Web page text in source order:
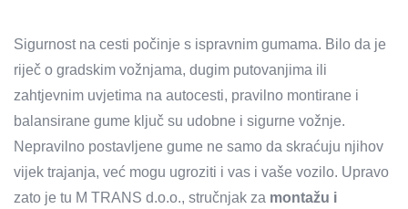
Sigurnost na cesti počinje s ispravnim gumama. Bilo da je
riječ o gradskim vožnjama, dugim putovanjima ili
zahtjevnim uvjetima na autocesti, pravilno montirane i
balansirane gume ključ su udobne i sigurne vožnje.
Nepravilno postavljene gume ne samo da skraćuju njihov
vijek trajanja, već mogu ugroziti i vas i vaše vozilo. Upravo
zato je tu M TRANS d.o.o., stručnjak za montažu i